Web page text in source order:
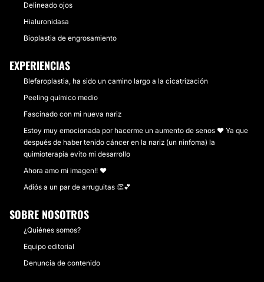
Delineado ojos
Hialuronidasa
Bioplastia de engrosamiento
EXPERIENCIAS
Blefaroplastia, ha sido un camino largo a la cicatrización
Peeling químico medio
Fascinado con mi nueva nariz
Estoy muy emocionada por hacerme un aumento de senos ❤️ Ya que
después de haber tenido cáncer en la nariz (un ninfoma) la
quimioterapia evito mi desarrollo
Ahora amo mi imagen!! ❤️
Adiós a un par de arruguitas 👏💕
SOBRE NOSOTROS
¿Quiénes somos?
Equipo editorial
Denuncia de contenido